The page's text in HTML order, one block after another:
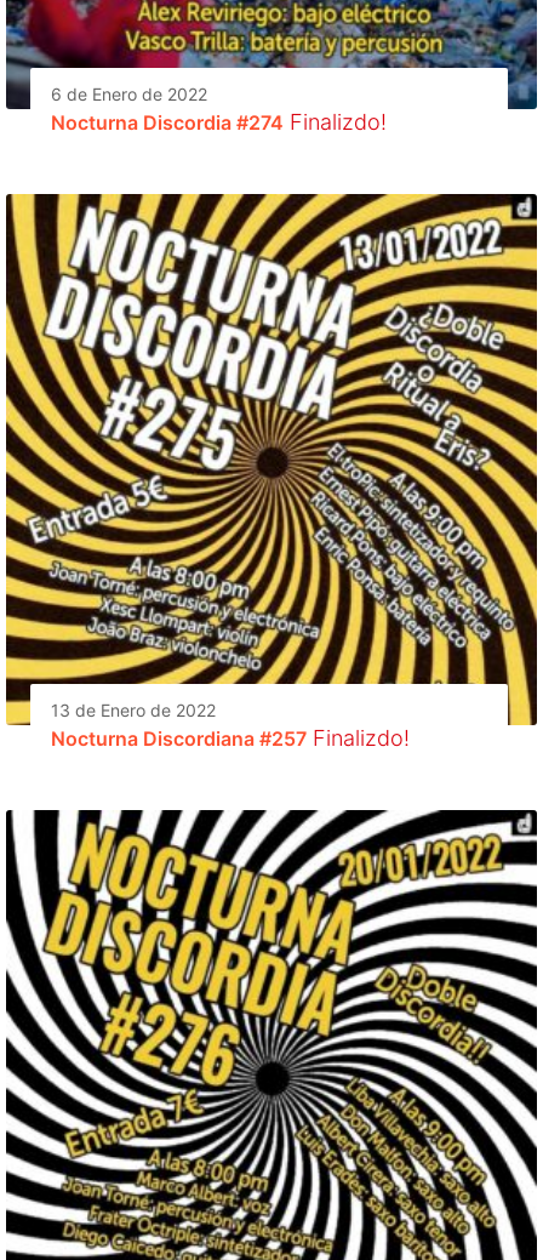
6 de Enero de 2022
Nocturna Discordia #274 Finalizdo!
13 de Enero de 2022
Nocturna Discordiana #257 Finalizdo!